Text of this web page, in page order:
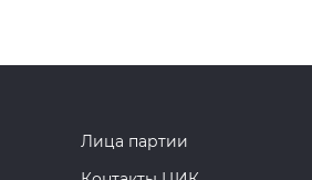
Лица партии